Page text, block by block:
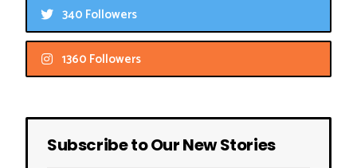
340 Followers
1360 Followers